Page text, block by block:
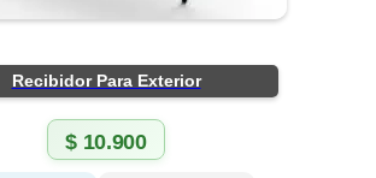
Recibidor Para Exterior
$10.900